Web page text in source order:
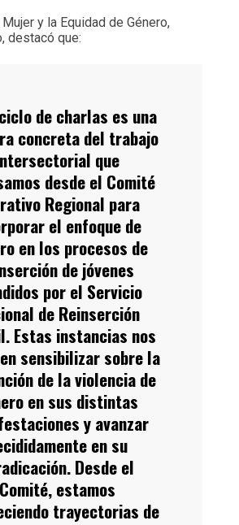
y la Equidad de Género,
destacó que:
de charlas es una
concreta del trabajo
que
desde el Comité
Regional para
el enfoque de
en los procesos de
de jóvenes
por el Servicio
de Reinserción
Estas instancias nos
sensibilizar sobre la
de la violencia de
en sus distintas
y avanzar
en su
Desde el
Comité, estamos
trayectorias de